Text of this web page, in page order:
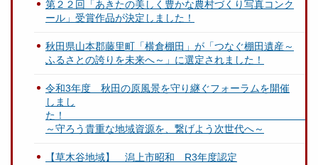
第２２回「あきたの美しく豊かな農村づくり写真コンク
ール」受賞作品が決定しました！
秋田県山本郡藤里町「横倉棚田」が「つなぐ棚田遺産～
ふるさとの誇りを未来へ～」に選定されました！
令和3年度 秋田の原風景を守り継ぐフォーラムを開催
しまし
～守ろう貴重な地域資源を、繋げよう次世代へ～
【草木谷地域】 潟上市昭和 R3年度認定